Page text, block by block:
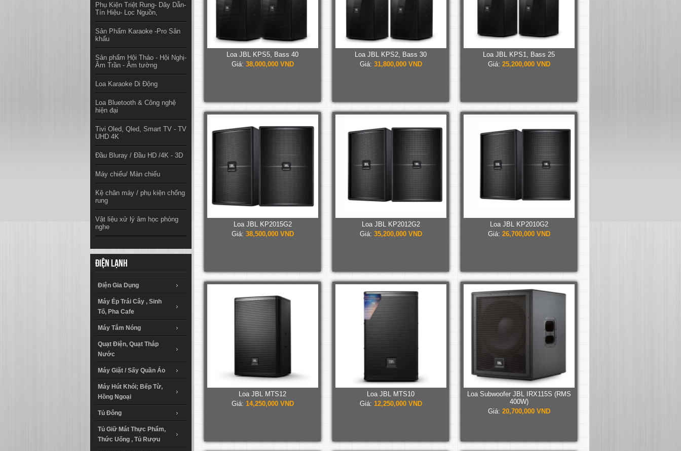
Phụ Kiện Triệt Rung- Dây Dẫn-
Tín Hiệu- Lọc Nguồn,
Sản Phẩm Karaoke -Pro Sân
khấu
Sản phẩm Hội Thảo - Hội Nghị-
Âm Trần - Âm tường
Loa Karaoke Di Động
Loa Bluetooth & Công nghệ
hiện đại
Tivi Oled, Qled, Smart TV - TV
UHD 4K
Đầu Bluray / Đầu HD /4K - 3D
Máy chiếu/ Màn chiếu
Kệ chân máy / phụ kiện chống
rung
Vật liệu xử lý âm học phòng
nghe
Điện lạnh
Điện Gia Dụng
Máy Ép Trái Cây , Sinh
Tố, Pha Cafe
Máy Tắm Nóng
Quạt Điện, Quạt Tháp
Nước
Máy Giặt / Sấy Quần Áo
Máy Hút Khói; Bếp Từ,
Hồng Ngoại
Tủ Đông
Tủ Giữ Mát Thực Phẩm,
Thức Uống , Tủ Rượu
Loa JBL KPS5, Bass 40
Giá: 38,000,000 VND
Loa JBL KPS2, Bass 30
Giá: 31,800,000 VND
Loa JBL KPS1, Bass 25
Giá: 25,200,000 VND
Loa JBL KP2015G2
Giá: 38,500,000 VND
Loa JBL KP2012G2
Giá: 35,200,000 VND
Loa JBL KP2010G2
Giá: 26,700,000 VND
Loa JBL MTS12
Giá: 14,250,000 VND
Loa JBL MTS10
Giá: 12,250,000 VND
Loa Subwoofer JBL IRX115S (RMS
400W)
Giá: 20,700,000 VND